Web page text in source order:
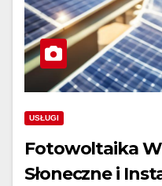
USŁUGI
Fotowoltaika
Słoneczne i